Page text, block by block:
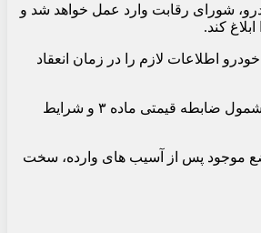
شورای رقابت وارد عمل خواهد شد و
کند.
اطلاعات لازم را در زمان انعقاد
از سوی دیگر، برای کاهش دامنه قیمت گذاری بندی به دستورالعمل ۵۴۳ اضافه شده که بر اساس آن، وزارت صمت می‌تواند پیشنهادی جهت خروج برخی خودروها از شمول ضابطه قیمتی ماده ۳ و شرایط
موجود پس از آسیب های وارده، سخت